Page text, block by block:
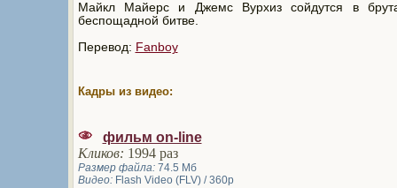
Майкл Майерс и Джемс Вурхиз сойдутся в
беспощадной битве.
Перевод: Fanboy
Кадры из видео:
фильм on-line
Кликов: 1994 раз
Размер файла:74.5 Мб
Видео:Flash Video (FLV) / 360p